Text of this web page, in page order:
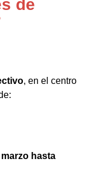
de
, en el centro
hasta